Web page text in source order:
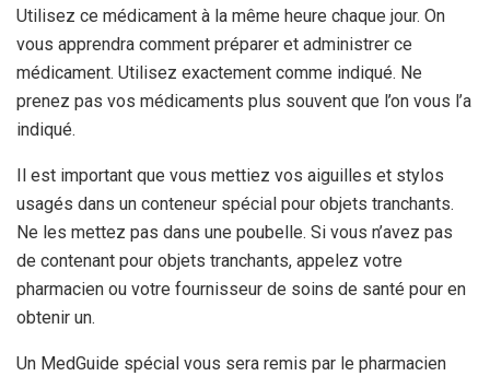
Utilisez ce médicament à la même heure chaque jour. On
vous apprendra comment préparer et administrer ce
médicament. Utilisez exactement comme indiqué. Ne
prenez pas vos médicaments plus souvent que l’on vous l’a
indiqué.
Il est important que vous mettiez vos aiguilles et stylos
usagés dans un conteneur spécial pour objets tranchants.
Ne les mettez pas dans une poubelle. Si vous n’avez pas
de contenant pour objets tranchants, appelez votre
pharmacien ou votre fournisseur de soins de santé pour en
obtenir un.
Un MedGuide spécial vous sera remis par le pharmacien